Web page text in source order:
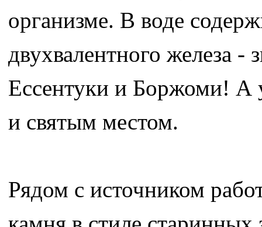
организме. В воде
двухвалентного железа -
Ессентуки и Боржоми! А
и святым местом.
Рядом с источником